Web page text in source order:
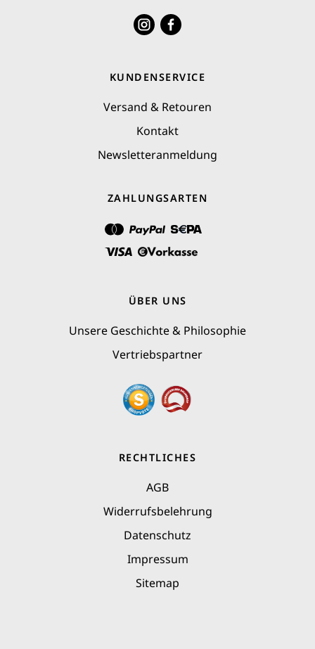
KUNDENSERVICE
Versand & Retouren
Kontakt
Newsletter­anmeldung
ZAHLUNGSARTEN
ÜBER UNS
Unsere Geschichte & Philosophie
Vertriebspartner
RECHTLICHES
AGB
Widerrufs­­belehrung
Datenschutz
Impressum
Sitemap